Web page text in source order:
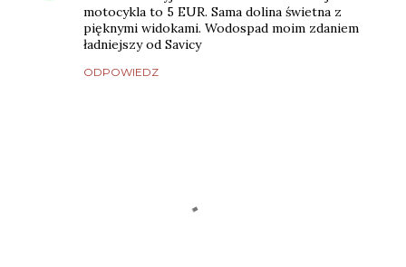
motocykla to 5 EUR. Sama dolina świetna z
pięknymi widokami. Wodospad moim zdaniem
ładniejszy od Savicy
ODPOWIEDZ